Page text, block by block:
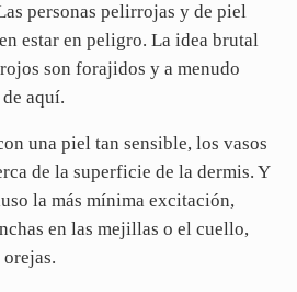
personas pelirrojas y de piel
estar en peligro. La idea brutal
son forajidos y a menudo
aquí.
una piel tan sensible, los vasos
de la superficie de la dermis. Y
la más mínima excitación,
en las mejillas o el cuello,